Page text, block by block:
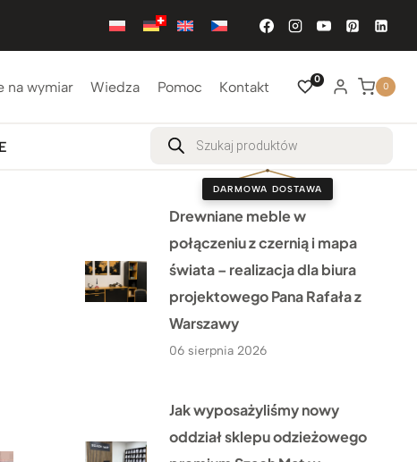
na wymiar Wiedza Pomoc Kontakt 0
0
Wyszukiwarka
produktów
DARMOWA DOSTAWA
Drewniane meble w
połączeniu z czernią i mapa
świata – realizacja dla biura
projektowego Pana Rafała z
Warszawy
06 sierpnia 2026
Jak wyposażyliśmy nowy
oddział sklepu odzieżowego